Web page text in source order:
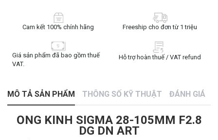
Cam kết 100% chính hãng Freeship cho đơn từ 1 triệu
Giá sản phẩm đã bao gồm thuế
VAT.
Hỗ trợ hoàn thuế / VAT refund
MÔ TẢ SẢN PHẨM THÔNG SỐ KỸ THUẬT ĐÁNH GIÁ
ỐNG KÍNH SIGMA 28-105MM F2.8
DG DN ART